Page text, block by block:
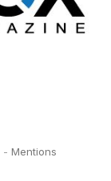
- Mentions